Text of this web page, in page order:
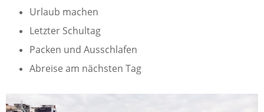
Urlaub machen
Letzter Schultag
Packen und Ausschlafen
Abreise am nächsten Tag